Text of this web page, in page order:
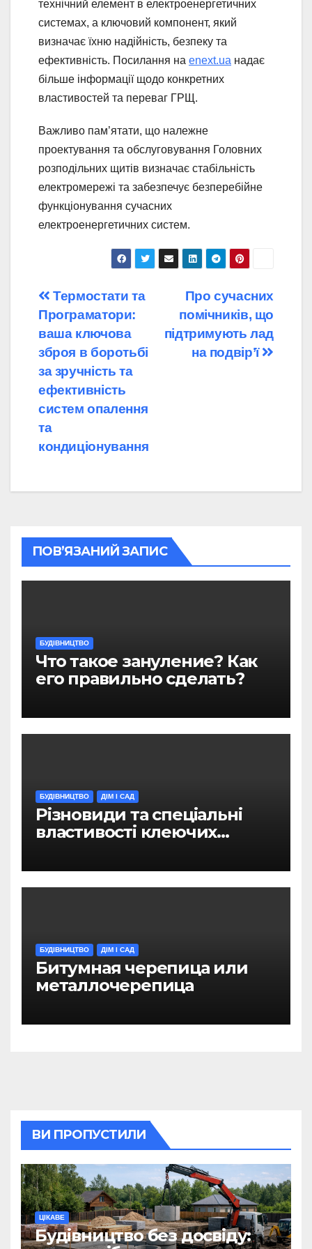
технічний елемент в електроенергетичних
системах, а ключовий компонент, який
визначає їхню надійність, безпеку та
ефективність. Посилання на enext.ua надає
більше інформації щодо конкретних
властивостей та переваг ГРЩ.
Важливо пам’ятати, що належне
проектування та обслуговування Головних
розподільних щитів визначає стабільність
електромережі та забезпечує безперебійне
функціонування сучасних
електроенергетичних систем.
Навігація
записів
Про сучасних
помічників, що
підтримують лад
на подвір’ї
Термостати та
Програматори:
ваша ключова
зброя в боротьбі
за зручність та
ефективність
систем опалення
та
кондиціонування
ПОВ’ЯЗАНИЙ ЗАПИС
БУДІВНИЦТВО
Что такое зануление? Как
его правильно сделать?
БУДІВНИЦТВО ДІМ І САД
Різновиди та спеціальні
властивості клеючих
гіпсокартону
БУДІВНИЦТВО ДІМ І САД
Битумная черепица или
металлочерепица
ВИ ПРОПУСТИЛИ
ЦІКАВЕ
Будівництво без досвіду: